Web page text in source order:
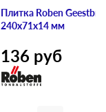
Плитка Roben
240х71х14 мм
136 руб